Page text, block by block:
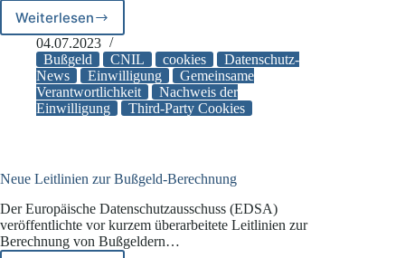
Weiterlesen
CNIL:
40
Mil.
EUR
Bußgeld
04.07.2023
Bußgeld
CNIL cookies
Datenschutz-
News
Einwilligung
Gemeinsame
Verantwortlichkeit
Nachweis der
Einwilligung
Third-Party Cookies
Neue Leitlinien zur Bußgeld-Berechnung
Der Europäische Datenschutzausschuss (EDSA)
veröffentlichte vor kurzem überarbeitete Leitlinien zur
Berechnung von Bußgeldern…